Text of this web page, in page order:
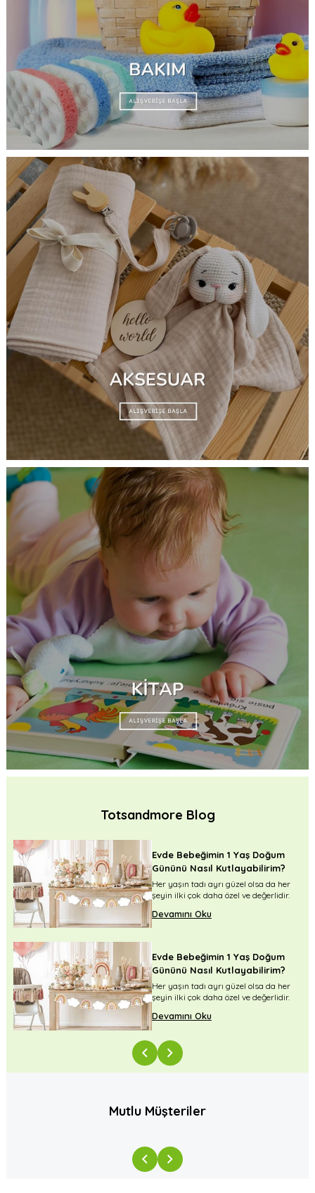
Totsandmore Blog
Evde Bebeğimin 1 Yaş Doğum
Gününü Nasıl Kutlayabilirim?
Her yaşın tadı ayrı güzel olsa da her
şeyin ilki çok daha özel ve değerlidir.
Devamını Oku
Evde Bebeğimin 1 Yaş Doğum
Gününü Nasıl Kutlayabilirim?
Her yaşın tadı ayrı güzel olsa da her
şeyin ilki çok daha özel ve değerlidir.
Devamını Oku
Mutlu Müşteriler